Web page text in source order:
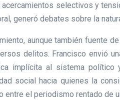
selectivos y
generó debates sobre la
aunque también fuente
delitos. Francisco envió
implícita al sistema
social hacia quienes la
entre el periodismo rentado de